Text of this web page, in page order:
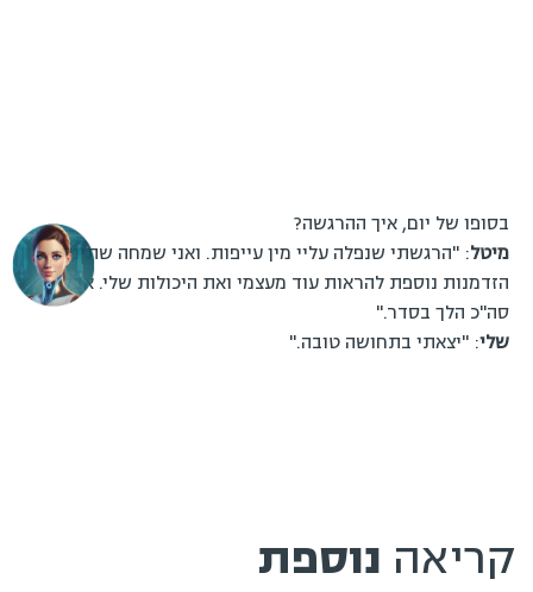
בסופו של יום, איך ההרגשה?
מיטל: "הרגשתי שנפלה עליי מין עייפות. ואני שמחה שתינתן
הזדמנות נוספת להראות עוד מעצמי ואת היכולות שלי. אבל
סה"כ הלך בסדר."
שלי: "יצאתי בתחושה טובה."
קריאה נוספת